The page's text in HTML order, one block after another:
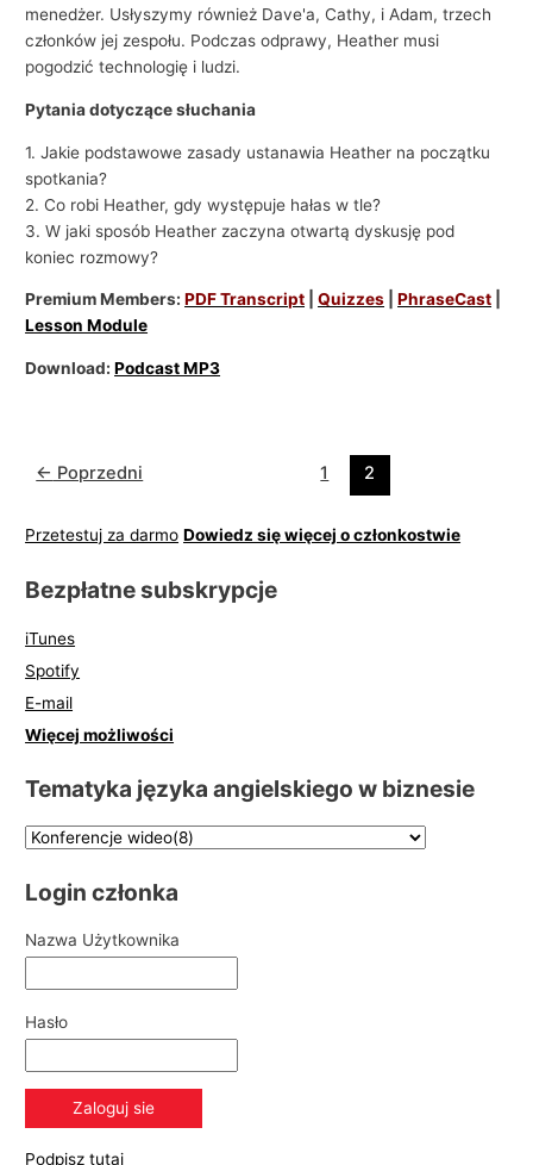
menedżer. Usłyszymy również Dave'a, Cathy, i Adam, trzech
członków jej zespołu. Podczas odprawy, Heather musi
pogodzić technologię i ludzi.
Pytania dotyczące słuchania
1. Jakie podstawowe zasady ustanawia Heather na początku
spotkania?
2. Co robi Heather, gdy występuje hałas w tle?
3. W jaki sposób Heather zaczyna otwartą dyskusję pod
koniec rozmowy?
Premium Members:PDF Transcript |Quizzes |PhraseCast
Lesson Module
Download:Podcast MP3
← Poprzedni 1 2
Przetestuj za darmo Dowiedz się więcej o członkostwie
Bezpłatne subskrypcje
iTunes
Spotify
E-mail
Więcej możliwości
Tematyka języka angielskiego w biznesie
Login członka
Nazwa Użytkownika
Hasło
Podpisz tutaj